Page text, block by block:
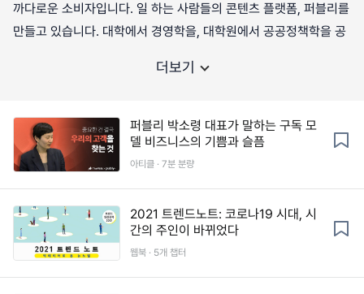
까다로운 소비자입니다. 일 하는 사람들의 콘텐츠 플랫폼, 퍼블리를
만들고 있습니다. 대학에서 경영학을, 대학원에서 공공정책학을 공
더보기
퍼블리 박소령 대표가 말하는 구독 모
델 비즈니스의 기쁨과 슬픔
아티클 · 7분 분량
2021 트렌드노트: 코로나19 시대, 시
간의 주인이 바뀌었다
웹북 · 5개 챕터